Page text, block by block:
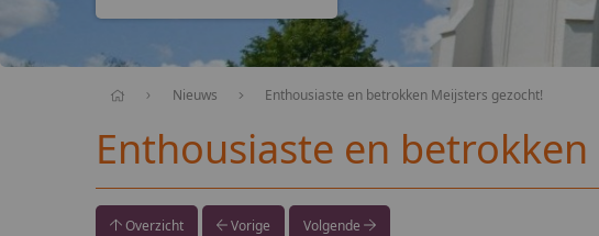
Nieuws Enthousiaste en betrokken Meijsters gezocht!
Enthousiaste en
Overzicht Vorige Volgende